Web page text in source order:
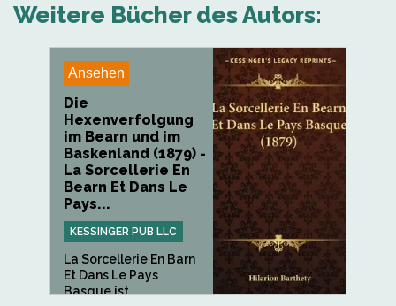
Weitere Bücher des Autors:
Ansehen
Die
Hexenverfolgung
im Bearn und im
Baskenland (1879) -
La Sorcellerie En
Bearn Et Dans Le
Pays...
KESSINGER PUB LLC
La Sorcellerie En Barn
Et Dans Le Pays
Basque ist...